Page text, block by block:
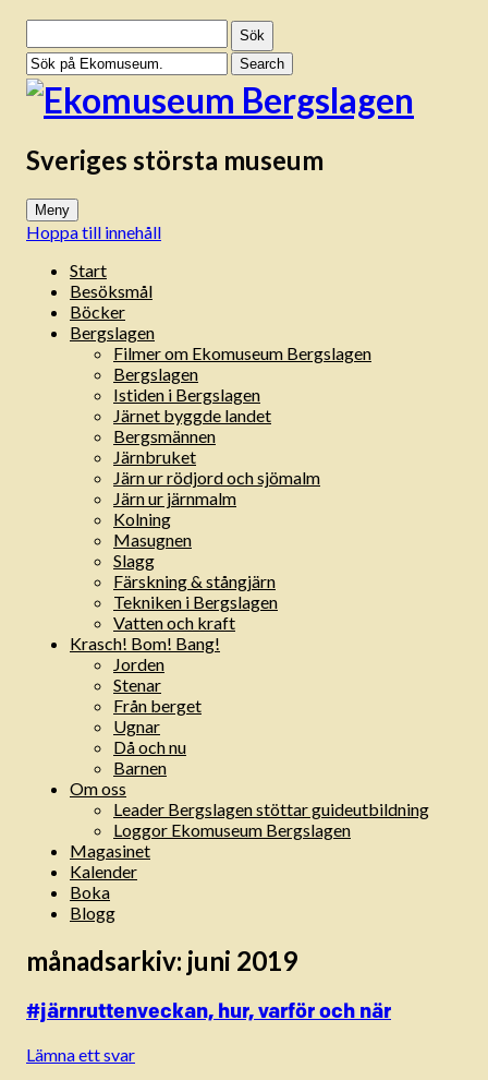
efter:
Sveriges största museum
Meny
Hoppa till innehåll
Start
Besöksmål
Böcker
Bergslagen
Filmer om Ekomuseum Bergslagen
Bergslagen
Istiden i Bergslagen
Järnet byggde landet
Bergsmännen
Järnbruket
Järn ur rödjord och sjömalm
Järn ur järnmalm
Kolning
Masugnen
Slagg
Färskning & stångjärn
Tekniken i Bergslagen
Vatten och kraft
Krasch! Bom! Bang!
Jorden
Stenar
Från berget
Ugnar
Då och nu
Barnen
Om oss
Leader Bergslagen stöttar guideutbildning
Loggor Ekomuseum Bergslagen
Magasinet
Kalender
Boka
Blogg
månadsarkiv: juni 2019
#järnruttenveckan, hur, varför och när
Lämna ett svar